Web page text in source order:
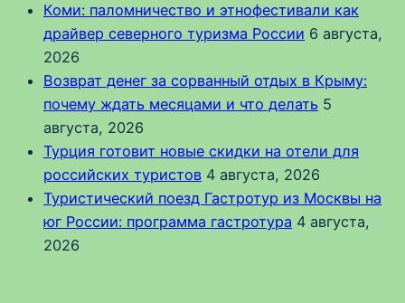
Коми: паломничество и этнофестивали как
драйвер северного туризма России 6 августа,
2026
Возврат денег за сорванный отдых в Крыму:
почему ждать месяцами и что делать 5
августа, 2026
Турция готовит новые скидки на отели для
российских туристов 4 августа, 2026
Туристический поезд Гастротур из Москвы на
юг России: программа гастротура 4 августа,
2026